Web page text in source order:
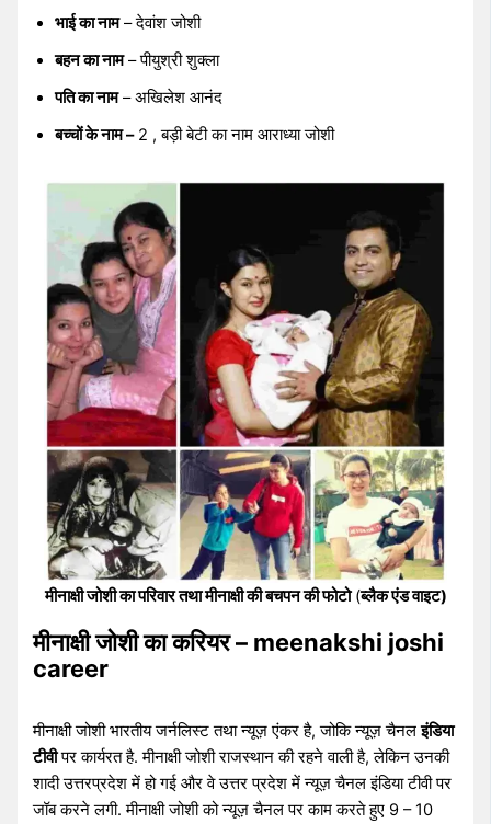
भाई का नाम– देवांश जोशी
बहन का नाम– पीयुश्री शुक्ला
पति का नाम– अखिलेश आनंद
बच्चों के नाम –2 , बड़ी बेटी का नाम आराध्या जोशी
मीनाक्षी जोशी का परिवार तथा मीनाक्षी की बचपन की फोटो(ब्लैक एंड वाइट)
मीनाक्षी जोशी का करियर – meenakshi joshi
career
मीनाक्षी जोशी भारतीय जर्नलिस्ट तथा न्यूज़ एंकर है, जोकि न्यूज़ चैनलइंडिया
टीवीपर कार्यरत है. मीनाक्षी जोशी राजस्थान की रहने वाली है, लेकिन उनकी
शादी उत्तरप्रदेश में हो गई और वे उत्तर प्रदेश में न्यूज़ चैनल इंडिया टीवी पर
जॉब करने लगी. मीनाक्षी जोशी को न्यूज़ चैनल पर काम करते हुए 9 – 10